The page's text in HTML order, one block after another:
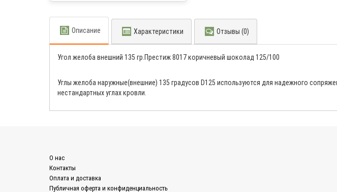
Описание Характеристики Отзывы (0)
Угол желоба внешний 135 гр.Престиж 8017 коричневый шоколад 125/100
Углы желоба наружные(внешние) 135 градусов D125 используются для надежного
нестандартных углах кровли.
О нас
Контакты
Оплата и доставка
Публичная оферта и конфиденциальность